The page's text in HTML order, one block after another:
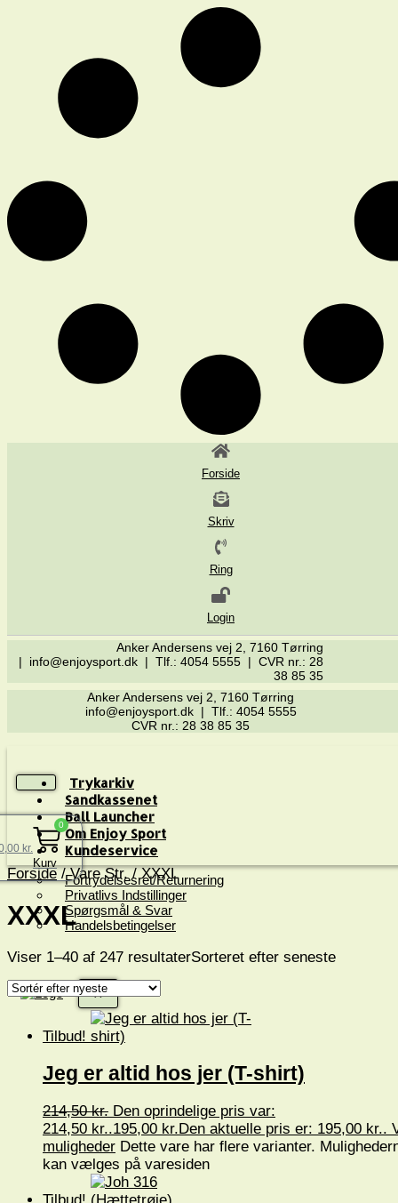
Forside
Skriv
Ring
Login
Anker Andersens vej 2, 7160 Tørring
| info@enjoysport.dk | Tlf.: 4054 5555 | CVR nr.: 28
38 85 35
Anker Andersens vej 2, 7160 Tørring
info@enjoysport.dk | Tlf.: 4054 5555
CVR nr.: 28 38 85 35
Trykarkiv
Sandkassenet
Ball Launcher
Om Enjoy Sport
Kundeservice
Fortrydelsesret/Returnering
Privatlivs Indstillinger
Spørgsmål & Svar
Handelsbetingelser
X
kr.
0
Kurv
Forside/ Vare Str. / XXXL
XXXL
Viser 1–40 af 247 resultaterSorteret efter seneste
Tilbud!
Jeg er altid hos jer (T-shirt)
214,50kr. Den oprindelige pris var:
214,50 kr..195,00 kr.Den aktuelle pris er: 195,00 kr..
muligheder Dette vare har flere varianter.
kan vælges på varesiden
Tilbud!